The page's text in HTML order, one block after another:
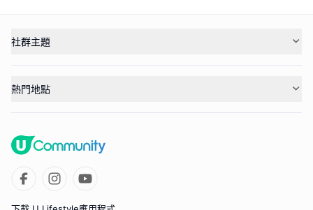
社群主題
熱門地點